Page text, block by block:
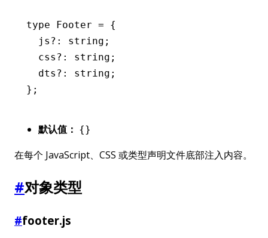
type Footer = {
  js
?: string ;
  css
?: string ;
  dts
?: string ;
};
默认值： {}
在每个 JavaScript、CSS 或类型声明文件底部注入内容。
#对象类型
#footer.js